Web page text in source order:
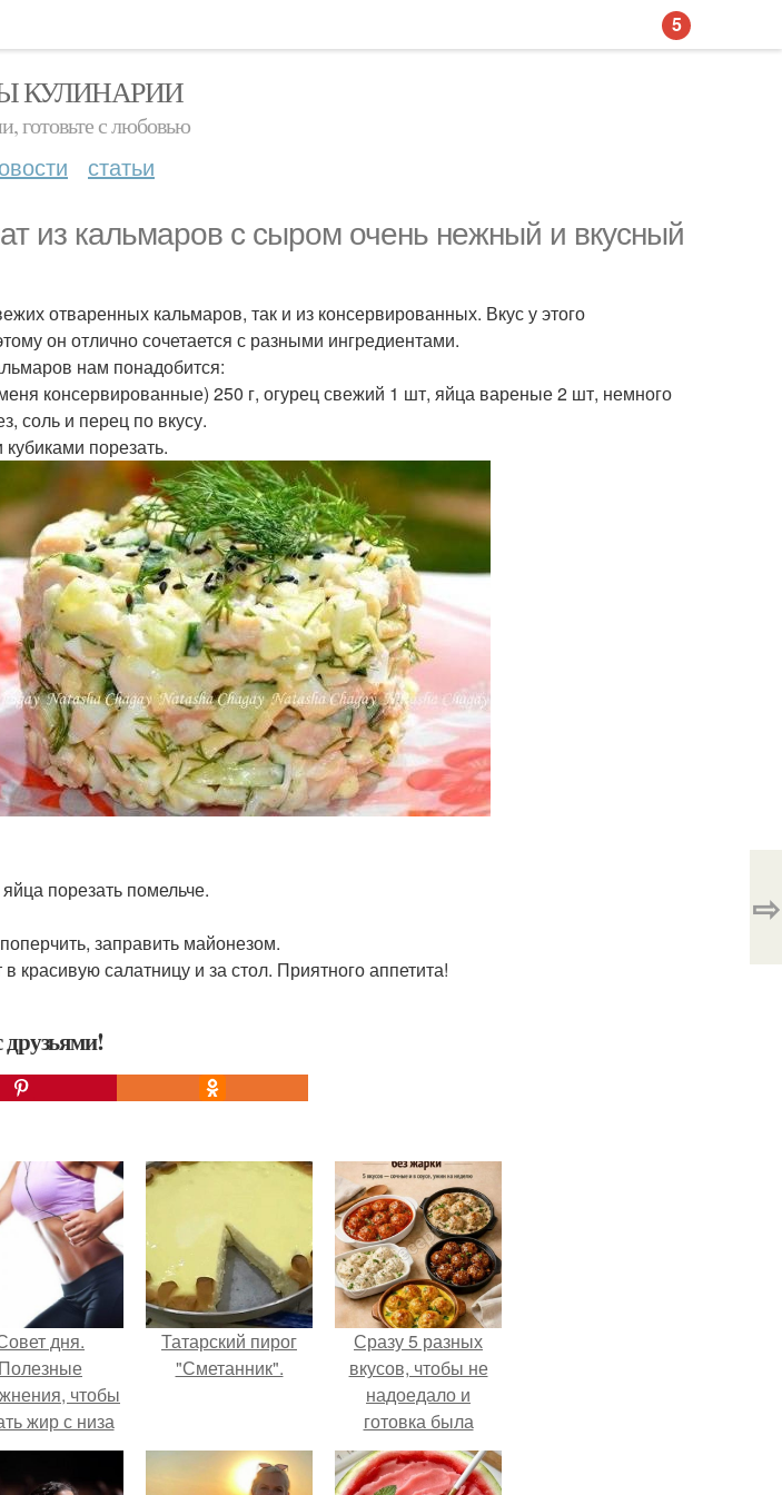
КУЛИНАРИИ
готовьте с любовью
статьи
из кальмаров с сыром очень нежный и вкусный
отваренных кальмаров, так и из консервированных. Вкус у этого
он отлично сочетается с разными ингредиентами.
нам понадобится:
консервированные) 250 г, огурец свежий 1 шт, яйца вареные 2 шт, немного
соль и перец по вкусу.
порезать.
порезать помельче.
заправить майонезом.
красивую салатницу и за стол. Приятного аппетита!
друзьями!
⇨
дня.
Полезные
чтобы
жир с низа
живота.
Татарский пирог
"Сметанник".
Сразу 5 разных
вкусов, чтобы не
надоедало и
готовка была
проще.
5